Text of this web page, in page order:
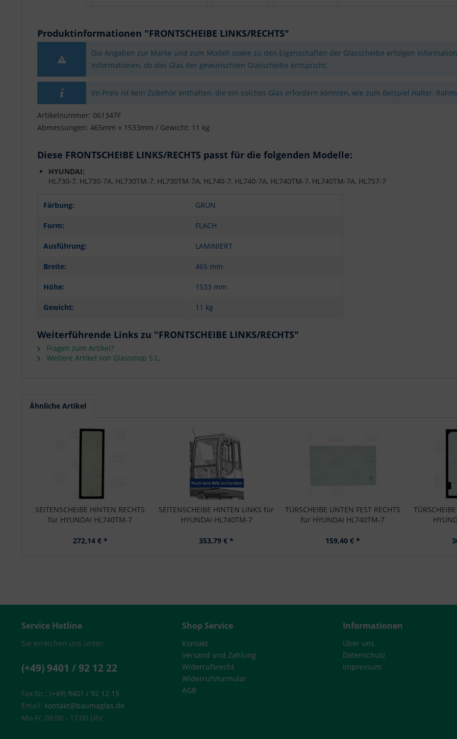
Produktinformationen "FRONTSCHEIBE LINKS/RECHTS"
Die Angaben zur Marke und zum Modell sowie zu den Eigenschaften der Glasscheibe erfolgen
Informationen, ob das Glas der gewünschten Glasscheibe entspricht.
Im Preis ist kein Zubehör enthalten, die ein solches Glas erfordern könnten, wie zum Beispiel Halter,
Artikelnummer: 061347F
Abmessungen: 465mm × 1533mm / Gewicht: 11 kg
Diese FRONTSCHEIBE LINKS/RECHTS passt für die folgenden Modelle:
HYUNDAI:
HL730-7, HL730-7A, HL730TM-7, HL730TM-7A, HL740-7, HL740-7A, HL740TM-7, HL740TM-7A, HL757-7
Färbung: GRÜN
Form: FLACH
Ausführung: LAMINIERT
Breite: 465 mm
Höhe: 1533 mm
Gewicht: 11 kg
Weiterführende Links zu "FRONTSCHEIBE LINKS/RECHTS"
Fragen zum Artikel?
Weitere Artikel von Glassmop S.L.
Ähnliche Artikel
SEITENSCHEIBE HINTEN RECHTS
für HYUNDAI HL740TM-7
272,14 € *
SEITENSCHEIBE HINTEN LINKS für
HYUNDAI HL740TM-7
353,79 € *
TÜRSCHEIBE UNTEN FEST RECHTS
für HYUNDAI HL740TM-7
159,40 € *
Service Hotline
Sie erreichen uns unter:
(+49) 9401 / 92 12 22
Fax.Nr.: (+49) 9401 / 92 12 15
Email: kontakt@baumaglas.de
Mo-Fr, 08:00 - 17:00 Uhr
Shop Service
Kontakt
Versand und Zahlung
Widerrufsrecht
Widerrufsformular
AGB
Informationen
Über uns
Datenschutz
Impressum